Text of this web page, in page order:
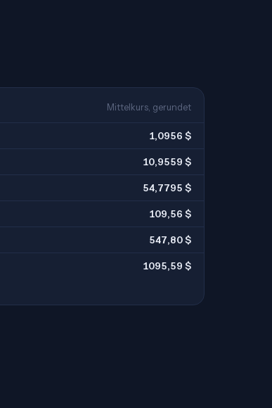
Mittelkurs, gerundet
1,0956 $
10,9559 $
54,7795 $
109,56 $
547,80 $
1095,59 $